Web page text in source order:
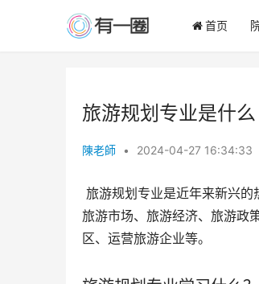
首页
旅游规划专业是什么
陳老師 • 2024-04-27 16:34:33
旅游市场、旅游经济、旅游政
区、运营旅游企业等。